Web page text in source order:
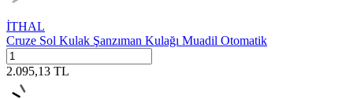
İTHAL
Cruze Sol Kulak Şanzıman Kulağı Muadil Otomatik
2.095,13 TL